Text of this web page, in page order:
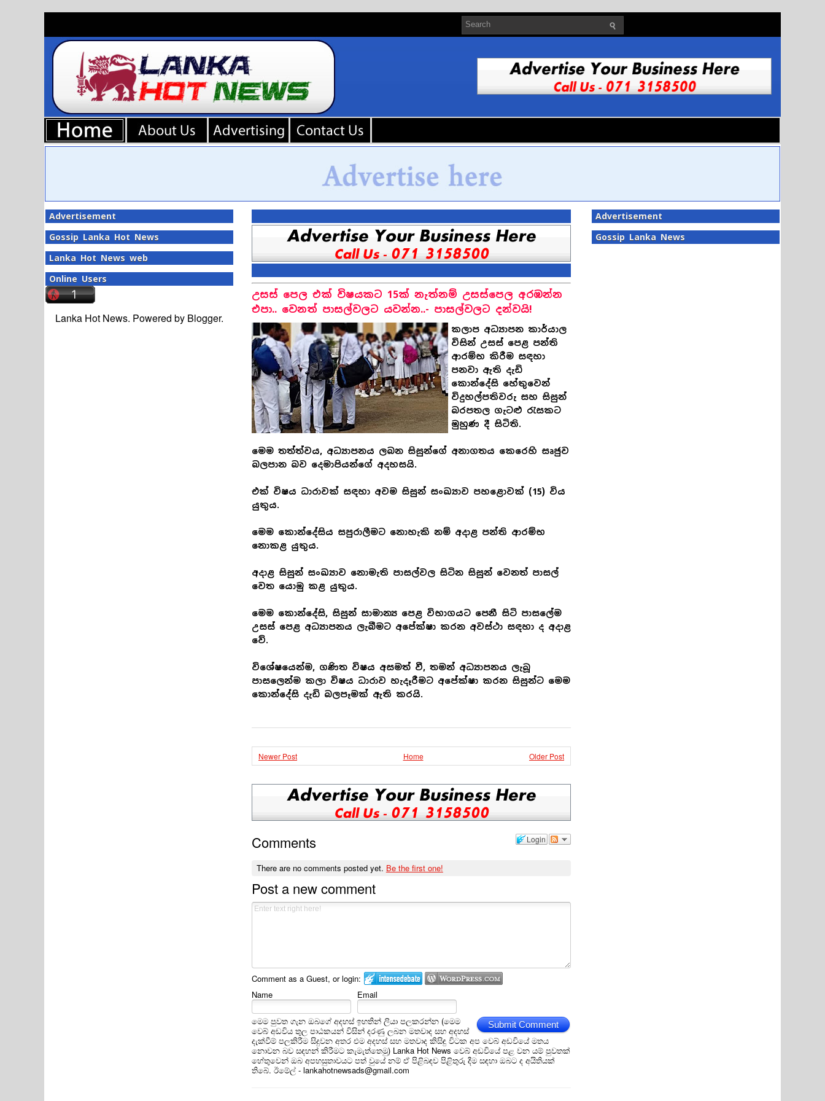
Advertisement
Gossip Lanka Hot News
Lanka Hot News web
Online Users
Lanka Hot News. Powered by Blogger.
උසස් පෙල එක් විෂයකට 15ක් නැත්නම් උසස්පෙල අරඹන්න
එපා.. වෙනත් පාසල්වලට යවන්න..- පාසල්වලට දන්වයි!
කලාප අධ්‍යාපන කාර්යාල
විසින් උසස් පෙළ පන්ති
ආරම්භ කිරීම සඳහා
පනවා ඇති දැඩි
කොන්දේසි හේතුවෙන්
විදුහල්පතිවරු සහ සිසුන්
බරපතල ගැටළු රැසකට
මුහුණ දී සිටිති.
මෙම තත්ත්වය, අධ්‍යාපනය ලබන සිසුන්ගේ අනාගතය කෙරෙහි සෘජුව
බලපාන බව දෙමාපියන්ගේ අදහසයි.
එක් විෂය ධාරාවක් සඳහා අවම සිසුන් සංඛ්‍යාව පහළොවක් (15) විය
යුතුය.
මෙම කොන්දේසිය සපුරාලීමට නොහැකි නම් අදාළ පන්ති ආරම්භ
නොකළ යුතුය.
අදාළ සිසුන් සංඛ්‍යාව නොමැති පාසල්වල සිටින සිසුන් වෙනත් පාසල්
වෙත යොමු කළ යුතුය.
මෙම කොන්දේසි, සිසුන් සාමාන්‍ය පෙළ විභාගයට පෙනී සිටි පාසලේම
උසස් පෙළ අධ්‍යාපනය ලැබීමට අපේක්ෂා කරන අවස්ථා සඳහා ද අදාළ
වේ.
විශේෂයෙන්ම, ගණිත විෂය අසමත් වී, තමන් අධ්‍යාපනය ලැබූ
පාසලෙන්ම කලා විෂය ධාරාව හැදෑරීමට අපේක්ෂා කරන සිසුන්ට මෙම
කොන්දේසි දැඩි බලපෑමක් ඇති කරයි.
Newer Post Older Post
Home
Login
Comments
There are no comments posted yet. Be the first one!
Post a new comment
Comment as a Guest, or login:
Name
Email
Submit Comment
මෙම පුවත ගැන ඔබගේ අදහස් ඉහතින් ලියා පලකරන්න (මෙම
වෙබ් අඩවිය තුල පාඨකයන් විසින් දරණු ලබන මතවාද සහ අදහස්
දැක්වීම් පලකිරීම සිදුවන අතර එම අදහස් සහ මතවාද කිසිඳු විටක අප වෙබ් අඩවියේ මතය
නොවන බව සඳහන් කිරීමට කැමැත්තෙමු) Lanka Hot News වෙබ් අඩවියේ පළ වන යම් පුවතක්
හේතුවෙන් ඔබ අපහසුතාවයට පත් වුයේ නම් ඒ පිළිබඳව පිළිතුරු දීම සඳහා ඔබට ද අයිතියක්
තිබේ. ඊමේල් - lankahotnewsads@gmail.com
Advertisement
Gossip Lanka News